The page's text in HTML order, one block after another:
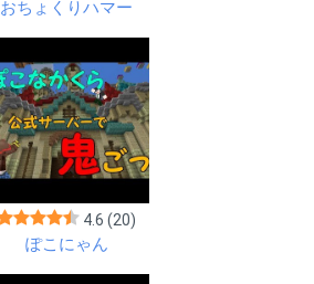
おちょくりハマー
4.6 (20)
ぽこにゃん